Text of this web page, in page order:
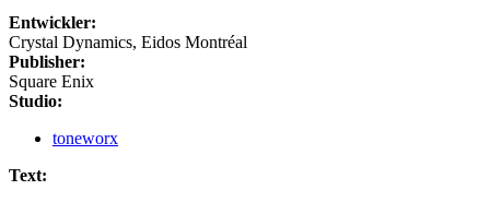
Entwickler:
Crystal Dynamics, Eidos Montréal
Publisher:
Square Enix
Studio:
toneworx
Text: